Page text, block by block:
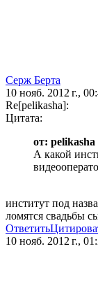
Серж Берта
10 нояб. 2012 г.,
Re[pelikasha]:
Цитата:
от: pelikasha
А какой
институт под
ломятся свадьбы
Ответить
10 нояб. 2012 г.,